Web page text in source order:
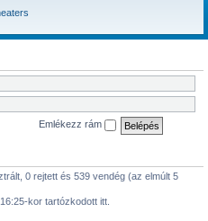
Emlékezz rám
0 rejtett és 539 vendég (az elmúlt 5
kor tartózkodott itt.